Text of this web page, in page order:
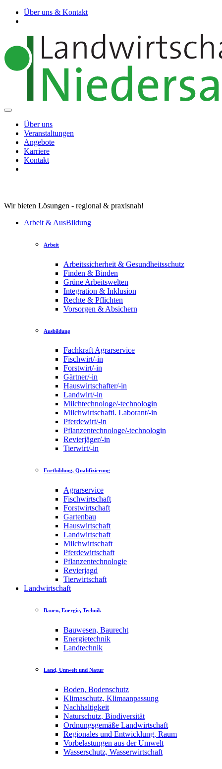
Über uns & Kontakt
Über uns
Veranstaltungen
Angebote
Karriere
Kontakt
Wir bieten Lösungen - regional & praxisnah!
Arbeit & AusBildung
Arbeit
Arbeitssicherheit & Gesundheitsschutz
Finden & Binden
Grüne Arbeitswelten
Integration & Inklusion
Rechte & Pflichten
Vorsorgen & Absichern
Ausbildung
Fachkraft Agrarservice
Fischwirt/-in
Forstwirt/-in
Gärtner/-in
Hauswirtschafter/-in
Landwirt/-in
Milchtechnologe/-technologin
Milchwirtschaftl. Laborant/-in
Pferdewirt/-in
Pflanzentechnologe/-technologin
Revierjäger/-in
Tierwirt/-in
Fortbildung, Qualifizierung
Agrarservice
Fischwirtschaft
Forstwirtschaft
Gartenbau
Hauswirtschaft
Landwirtschaft
Milchwirtschaft
Pferdewirtschaft
Pflanzentechnologie
Revierjagd
Tierwirtschaft
Landwirtschaft
Bauen, Energie, Technik
Bauwesen, Baurecht
Energietechnik
Landtechnik
Land, Umwelt und Natur
Boden, Bodenschutz
Klimaschutz, Klimaanpassung
Nachhaltigkeit
Naturschutz, Biodiversität
Ordnungsgemäße Landwirtschaft
Regionales und Entwicklung, Raum
Vorbelastungen aus der Umwelt
Wasserschutz, Wasserwirtschaft